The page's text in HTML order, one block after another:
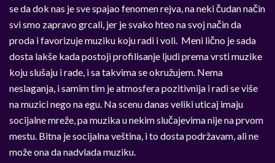
se da dok nas je sve spajao fenomen rejva, na neki čudan način
svi smo zapravo grcali, jer je svako hteo na svoj način da
proda i favorizuje muziku koju radi i voli. Meni lično je sada
dosta lakše kada postoji profilisanje ljudi prema vrsti muzike
koju slušaju i rade, i sa takvima se okružujem. Nema
neslaganja, i samim tim je atmosfera pozitivnija i radi se više
na muzici nego na egu. Na scenu danas veliki uticaj imaju
socijalne mreže, pa muzika u nekim slučajevima nije na prvom
mestu. Bitna je socijalna veština, i to dosta podržavam, ali ne
može ona da nadvlada muziku.